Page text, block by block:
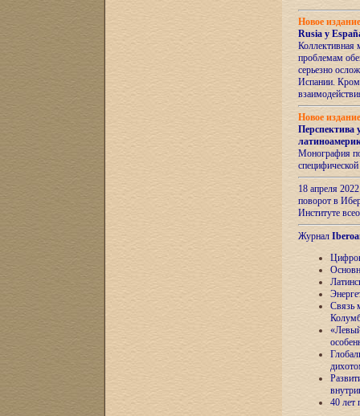
Новое
Rusia y
Коллективная
проблемам
серьезно
Испании.
Новое
Перспектива
Монография
18 апреля
поворот в
Институте
Журнал
Связь
40 лет